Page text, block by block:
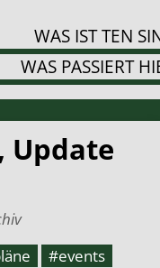
WAS IST TEN
WAS PASSIERT
Update
#events